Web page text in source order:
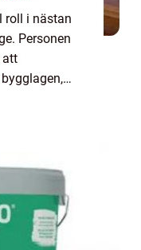
roll i nästan
Personen
att